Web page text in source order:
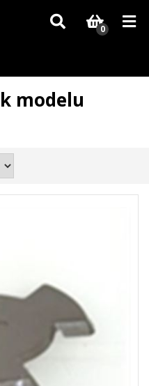
dílů, které nejsou skladem,
za pochopení.
0
modelu